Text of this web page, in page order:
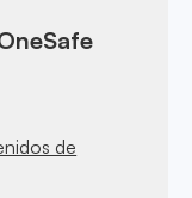
de